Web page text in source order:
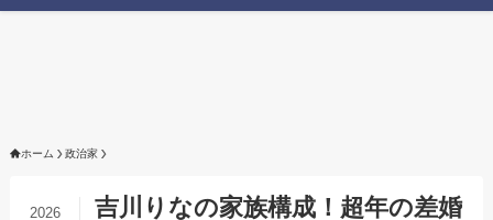
ホーム 政治家
吉川りなの家族構成！超年の差婚
2026